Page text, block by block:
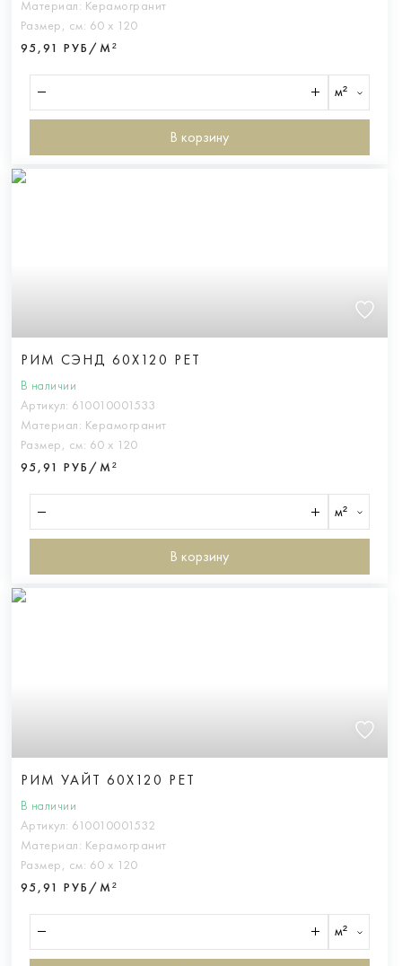
Материал: Керамогранит
Размер, см: 60 х 120
95,91 РУБ/М²
м²
В корзину
РИМ СЭНД 60X120 РЕТ
В наличии
Артикул: 610010001533
Материал: Керамогранит
Размер, см: 60 х 120
95,91 РУБ/М²
м²
В корзину
РИМ УАЙТ 60X120 РЕТ
В наличии
Артикул: 610010001532
Материал: Керамогранит
Размер, см: 60 х 120
95,91 РУБ/М²
м²